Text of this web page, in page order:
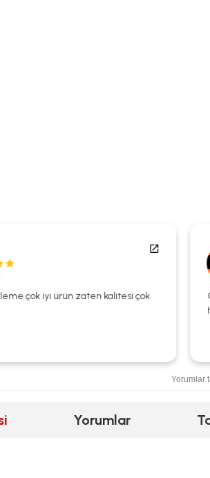
zaten kalitesi çok
Çok uzun
Yorumlar
Yorumlar